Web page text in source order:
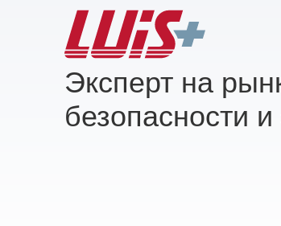
Эксперт на
безопасности и